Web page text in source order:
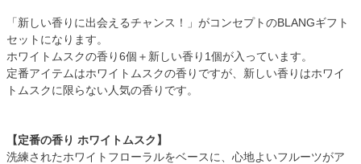
「新しい香りに出会えるチャンス！」がコンセプトのBLANGギフト
セットになります。
ホワイトムスクの香り6個＋新しい香り1個が入っています。
定番アイテムはホワイトムスクの香りですが、新しい香りはホワイ
トムスクに限らない人気の香りです。
【定番の香り ホワイトムスク】
洗練されたホワイトフローラルをベースに、心地よいフルーツがア